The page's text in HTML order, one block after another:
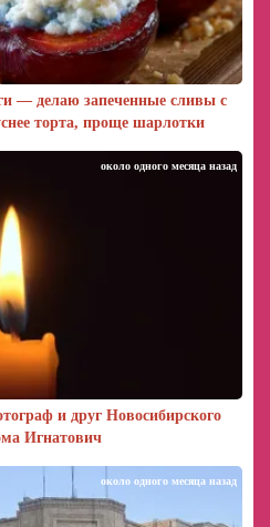
— делаю запеченные сливы с
торта, проще шарлотки
и друг Новосибирского
Игнатович
около одного месяца назад
около одного месяца назад